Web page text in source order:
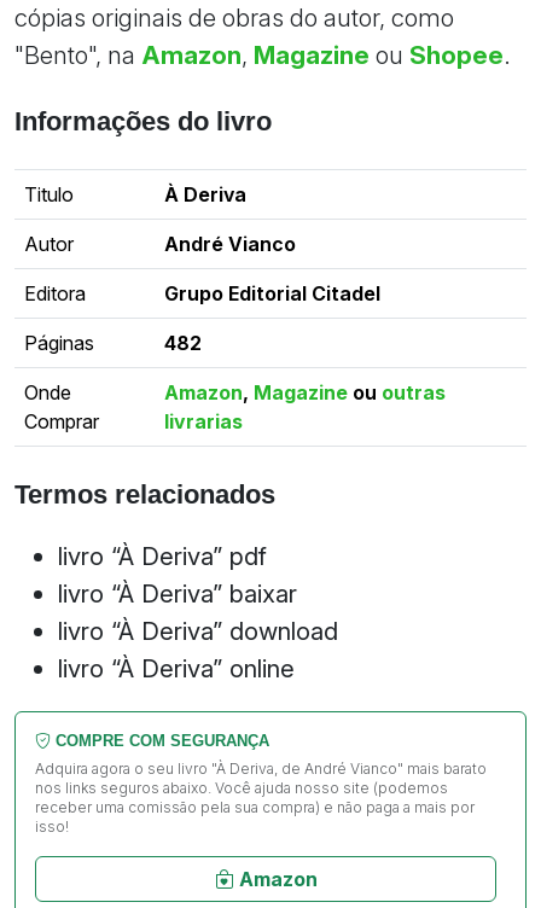
cópias originais de obras do autor, como
"Bento", na Amazon, Magazine ou Shopee.
Informações do livro
Titulo À Deriva
Autor André Vianco
Editora Grupo Editorial Citadel
Páginas 482
Onde
Comprar
Amazon, Magazine ou outras
livrarias
Termos relacionados
livro “À Deriva” pdf
livro “À Deriva” baixar
livro “À Deriva” download
livro “À Deriva” online
COMPRE COM SEGURANÇA
Adquira agora o seu livro "À Deriva, de André Vianco" mais barato
nos links seguros abaixo. Você ajuda nosso site (podemos
receber uma comissão pela sua compra) e não paga a mais por
isso!
Amazon